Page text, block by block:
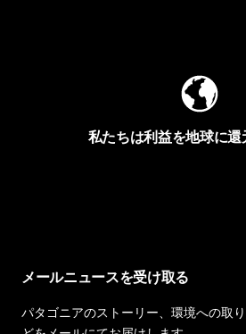
私たちは利益を地球に還
メールニュースを受け取る
パタゴニアのストーリー、環境への取